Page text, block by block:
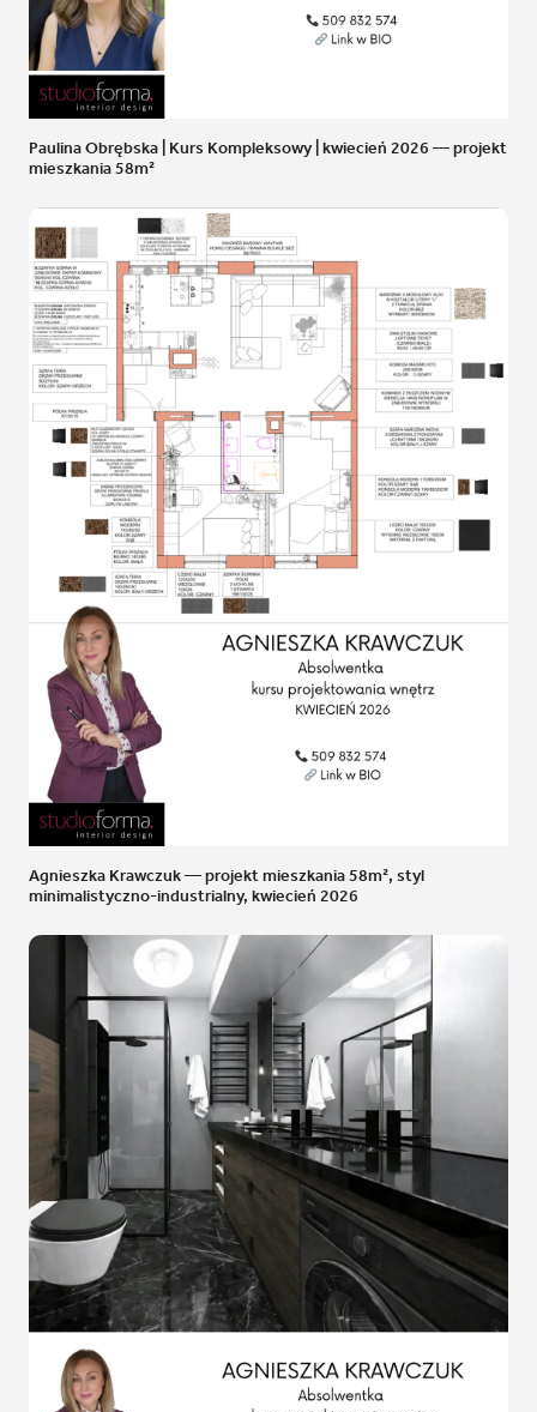
Paulina Obrębska | Kurs Kompleksowy | kwiecień 2026 — projekt
mieszkania 58m²
Agnieszka Krawczuk — projekt mieszkania 58m², styl
minimalistyczno-industrialny, kwiecień 2026